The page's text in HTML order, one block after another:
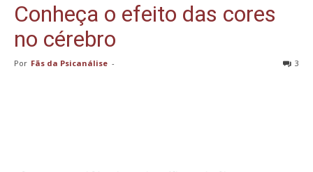
Conheça o efeito das cores
no cérebro
Por Fãs da Psicanálise - 3